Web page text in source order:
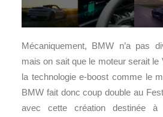
Mécaniquement, BMW n’a pas
mais on sait que le moteur serait le
la technologie e-boost comme le
BMW fait donc coup double au
avec cette création destinée